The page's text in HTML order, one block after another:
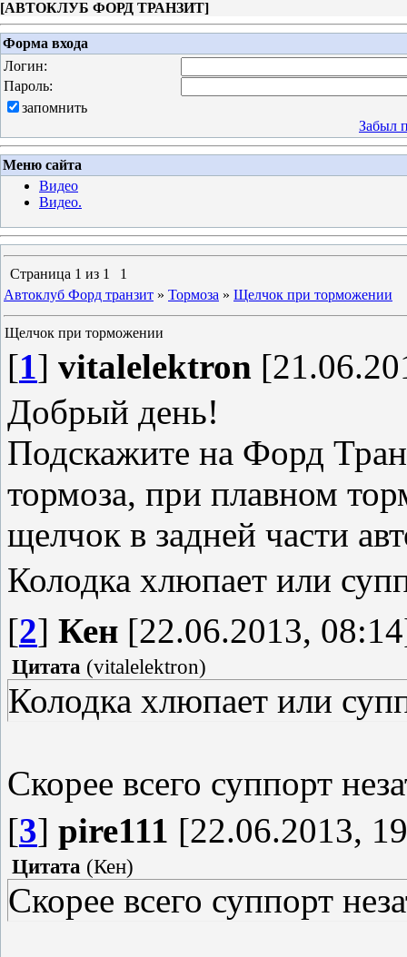
[АВТОКЛУБ ФОРД ТРАНЗИТ]
Форма входа
Логин:
Пароль:
запомнить
Забыл
Меню сайта
Видео
Видео.
Страница 1 из 1
1
Автоклуб Форд транзит » Тормоза » Щелчок при торможении
Щелчок при торможении
[1] vitalelektron
Добрый день!
Подскажите на Форд
тормоза, при плавном
щелчок в задней части
Колодка хлюпает или
[2] Кен [22.06.2013,
Цитата (vitalelektron)
Колодка хлюпает или
Скорее всего суппорт
[3] pire111 [22.06.2013,
Цитата (Кен)
Скорее всего суппорт